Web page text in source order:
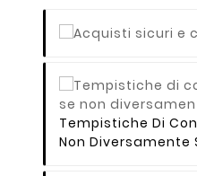
Tempistiche Di
Non Diversamente